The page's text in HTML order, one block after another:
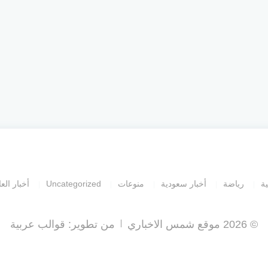
رياضة أخبار سعودية منوعات Uncategorized أخبار
© 2026 موقع شمس الاخباري من تطوير: قوالب عربية